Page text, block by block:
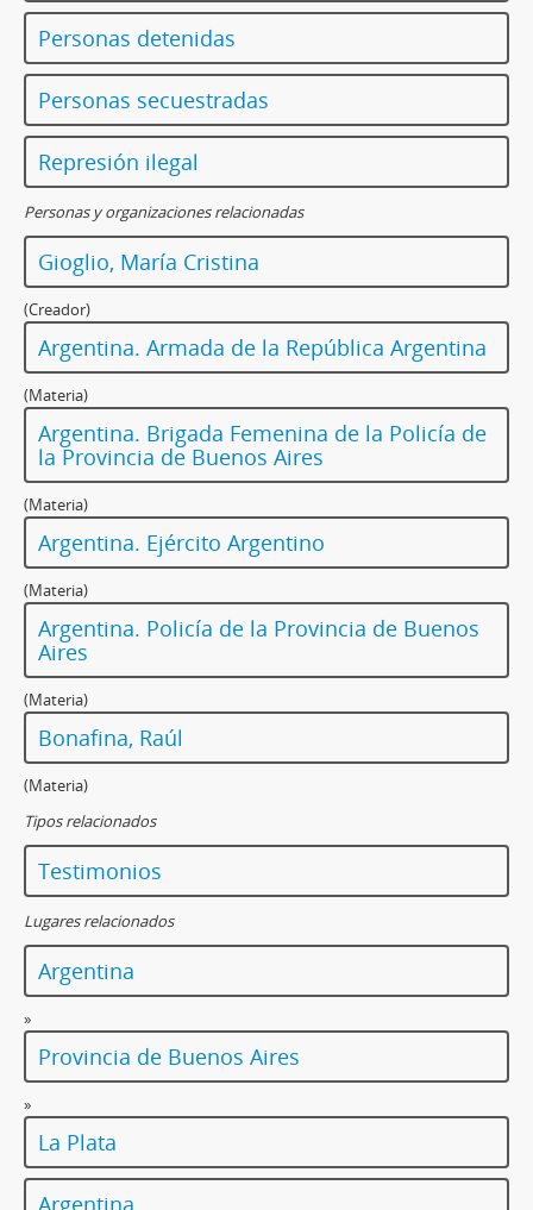
Personas detenidas
Personas secuestradas
Represión ilegal
Personas y organizaciones relacionadas
Gioglio, María Cristina
(Creador)
Argentina. Armada de la República Argentina
(Materia)
Argentina. Brigada Femenina de la Policía de
la Provincia de Buenos Aires
(Materia)
Argentina. Ejército Argentino
(Materia)
Argentina. Policía de la Provincia de Buenos
Aires
(Materia)
Bonafina, Raúl
(Materia)
Tipos relacionados
Testimonios
Lugares relacionados
Argentina
»
Provincia de Buenos Aires
»
La Plata
Argentina